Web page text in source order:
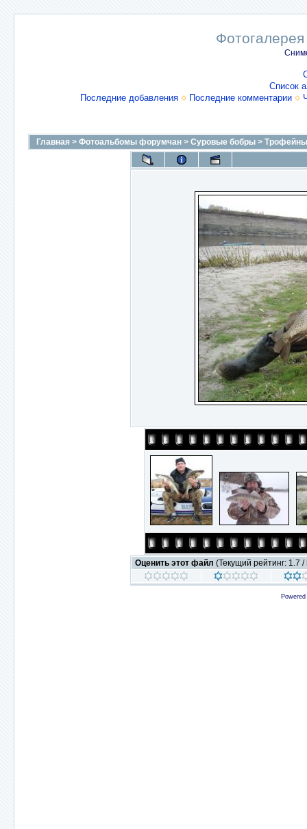
Список
Последние добавления
Последние комментарии
Главная > Фотоальбомы форумчан > Суровые бобры >
Оценить этот файл (Текущий рейтинг: 1.7 /